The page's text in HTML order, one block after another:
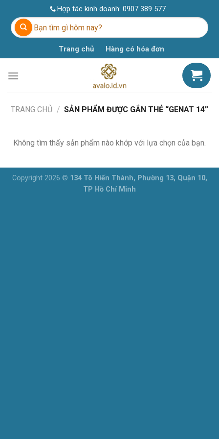
content
Hợp tác kinh doanh: 0907 389 577
Tìm
kiếm:
Trang chủ Hàng có hóa đơn
TRANG CHỦ / SẢN PHẨM ĐƯỢC GẮN THẺ “GENAT 14”
Không tìm thấy sản phẩm nào khớp với lựa chọn của bạn.
Copyright 2026 © 134 Tô Hiến Thành, Phường 13, Quận 10,
TP Hồ Chí Minh